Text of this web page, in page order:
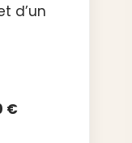
d’un
€